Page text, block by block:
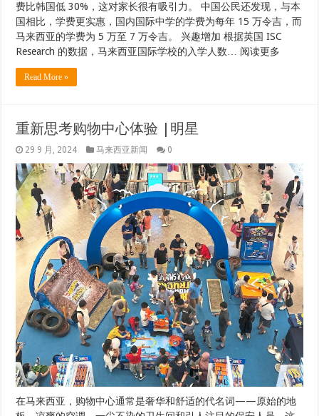
费比韩国低 30%，这对家长很有吸引力。 中国公民还发现，与本
国相比，学费更实惠，国内国际中学的学费为每年 15 万令吉，而
马来西亚的学费为 5 万至 7 万令吉。 兴趣增加 根据英国 ISC
Research 的数据，马来西亚国际学校的入学人数… 阅读更多
Read More »
重新思考购物中心体验 |明星
29 9 月, 2024 马来西亚新闻 0
在马来西亚，购物中心通常是奢华和舒适的代名词——原始的地